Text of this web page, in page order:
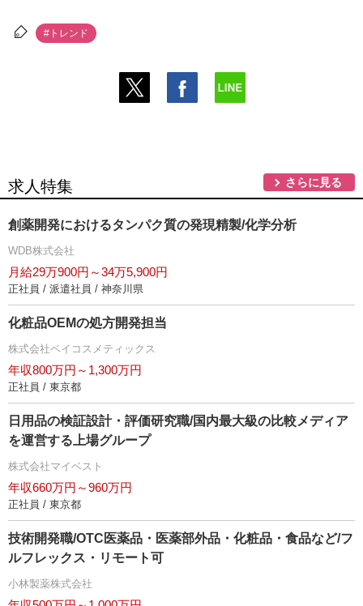
#トレンド
求人特集 さらに見る
創薬開発におけるタンパク質の発現精製/化学分析
WDB株式会社
月給29万900円～34万5,900円
正社員 / 派遣社員 / 神奈川県
化粧品OEMの処方開発担当
株式会社ベイコスメティックス
年収800万円～1,300万円
正社員 / 東京都
日用品の検証設計・評価研究職/国内最大級の比較メディア
を運営する上場グループ
株式会社マイベスト
年収660万円～960万円
正社員 / 東京都
技術開発職/OTC医薬品・医薬部外品・化粧品・食品など/フ
ルフレックス・リモート可
小林製薬株式会社